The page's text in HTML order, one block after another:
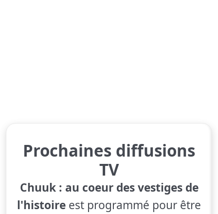
Prochaines diffusions
TV
Chuuk : au coeur des vestiges de
l'histoire est programmé pour être